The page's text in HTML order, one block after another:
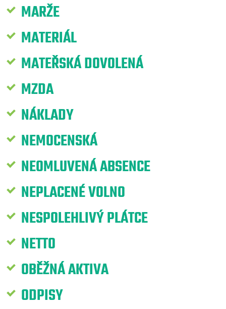
MARŽE
MATERIÁL
MATEŘSKÁ DOVOLENÁ
MZDA
NÁKLADY
NEMOCENSKÁ
NEOMLUVENÁ ABSENCE
NEPLACENÉ VOLNO
NESPOLEHLIVÝ PLÁTCE
NETTO
OBĚŽNÁ AKTIVA
ODPISY